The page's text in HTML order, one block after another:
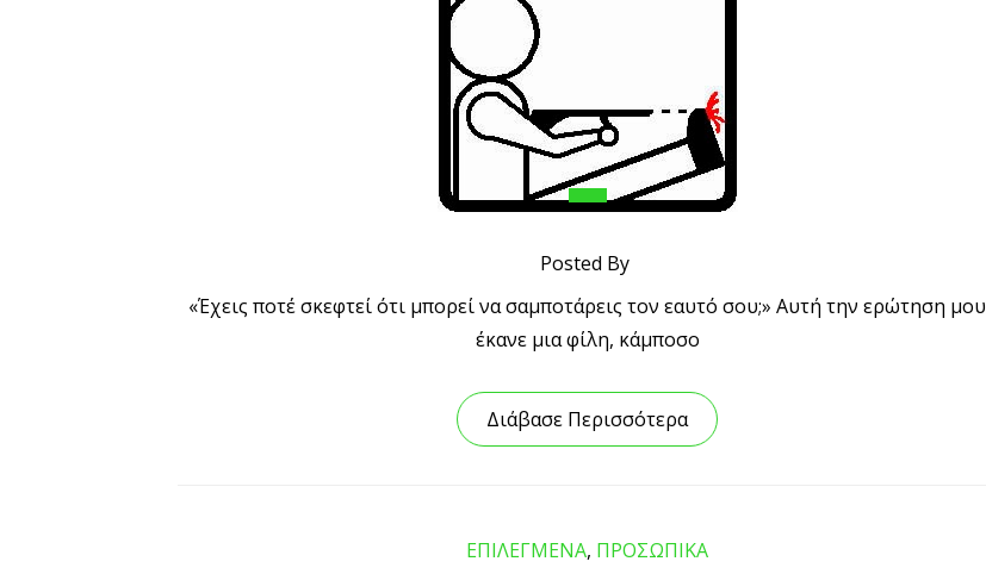
Posted By
«Έχεις ποτέ σκεφτεί ότι μπορεί να σαμποτάρεις τον εαυτό σου;» Αυτή την ερώτηση μου
έκανε μια φίλη, κάμποσο
Διάβασε Περισσότερα
ΕΠΙΛΕΓΜΕΝΑ, ΠΡΟΣΩΠΙΚΑ